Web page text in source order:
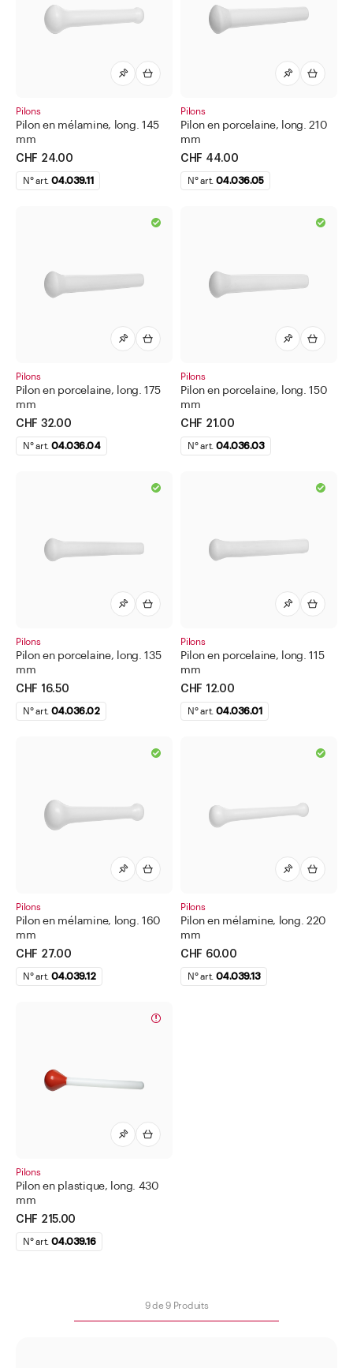
Bidons
Bouteilles pour liquides chimiques et techniques
Carte à tiques avec loupe
Cosmétique
Dispensateur de médicaments
Divers
Divers articles de laboratoire
Capsules à évaporation
Eprouvettes graduées en polypropylène
Filtres ronds
Lamelles porte-objet
Papier de pesage
Pilons en mélamine et plastique
Pilons en porcelaine
Pincettes et Pinces
Poire pour pipette
Etiquettes pour matériel de pharmacie
Flacons compte-gouttes
Flacons d'apothicaire
Flacons pharmaceutique
Flacons pour méthadone
Flacons à perfusion
Flacons/boîtes à comprimés et poudres
Tamis universels et tamis
Tubes pour granules
Vaporisateur
Bocaux
Pilons
Pilon en mélamine, long. 145
mm
CHF 24.00
N° art. 04.039.11
Pilons
Pilon en porcelaine, long. 210
mm
CHF 44.00
N° art. 04.036.05
Pilons
Pilon en porcelaine, long. 175
mm
CHF 32.00
N° art. 04.036.04
Pilons
Pilon en porcelaine, long. 150
mm
CHF 21.00
N° art. 04.036.03
Pilons
Pilon en porcelaine, long. 135
mm
CHF 16.50
N° art. 04.036.02
Pilons
Pilon en porcelaine, long. 115
mm
CHF 12.00
N° art. 04.036.01
Pilons
Pilon en mélamine, long. 160
mm
CHF 27.00
N° art. 04.039.12
Pilons
Pilon en mélamine, long. 220
mm
CHF 60.00
N° art. 04.039.13
Pilons
Pilon en plastique, long. 430
mm
CHF 215.00
N° art. 04.039.16
9de9Produits